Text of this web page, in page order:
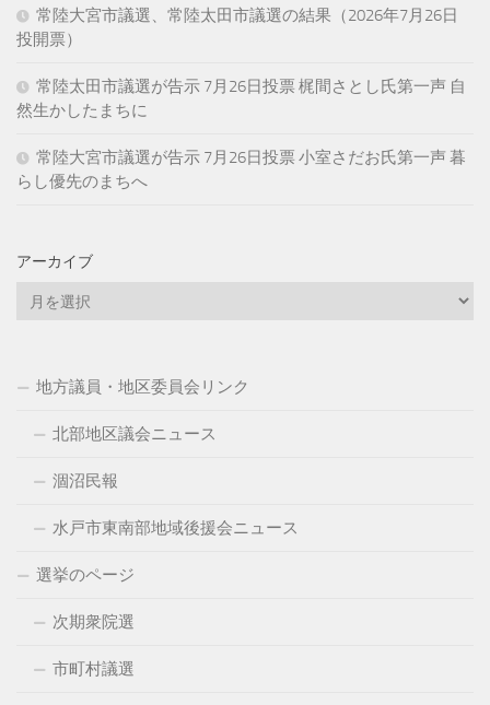
常陸大宮市議選、常陸太田市議選の結果（2026年7月26日
投開票）
常陸太田市議選が告示 7月26日投票 梶間さとし氏第一声 自
然生かしたまちに
常陸大宮市議選が告示 7月26日投票 小室さだお氏第一声 暮
らし優先のまちへ
アーカイブ
地方議員・地区委員会リンク
北部地区議会ニュース
涸沼民報
水戸市東南部地域後援会ニュース
選挙のページ
次期衆院選
市町村議選